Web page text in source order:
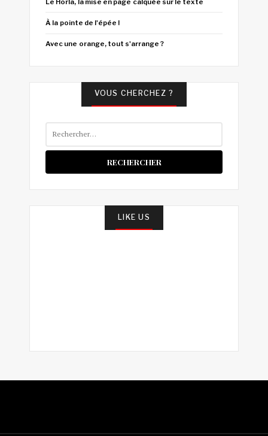
À la pointe de l'épée !
Avec une orange, tout s'arrange ?
VOUS CHERCHEZ ?
LIKE US